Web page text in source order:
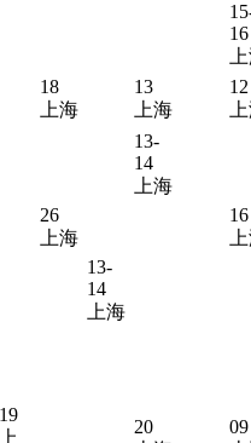
16
18
上海
13
上海
12
13-
14
上海
26
上海
16
13-
14
上海
19
上
20
09